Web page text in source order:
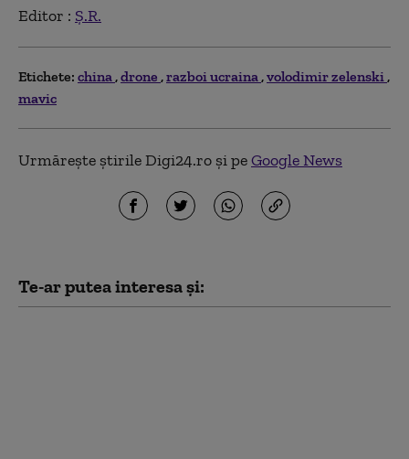
Editor : Ș.R.
Etichete: china drone razboi ucraina volodimir zelenski
mavic
Urmărește știrile Digi24.ro și peGoogle News
Te-ar putea interesa și: